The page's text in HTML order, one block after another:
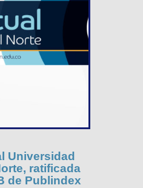
Universidad
ratificada
de Publindex